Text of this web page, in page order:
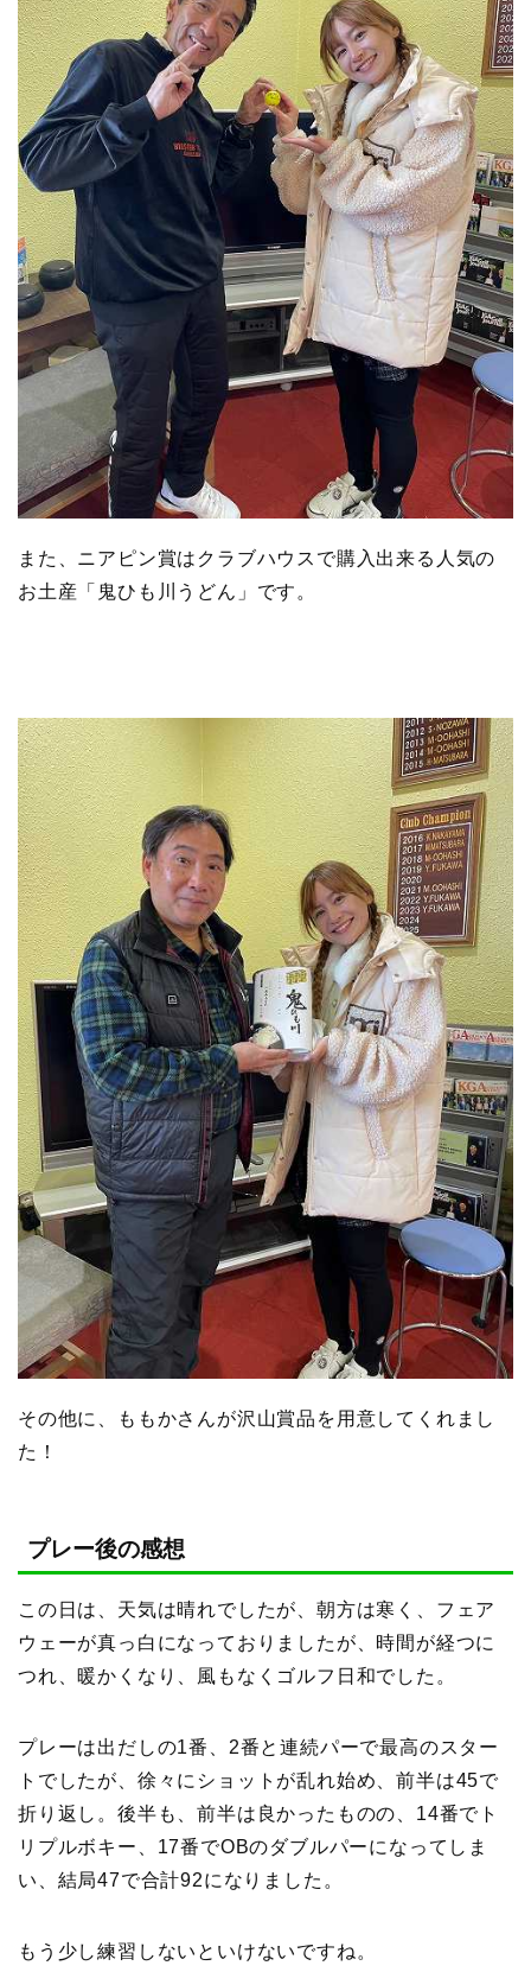
また、ニアピン賞はクラブハウスで購入出来る人気の
お土産「鬼ひも川うどん」です。
その他に、ももかさんが沢山賞品を用意してくれまし
た！
プレー後の感想
この日は、天気は晴れでしたが、朝方は寒く、フェア
ウェーが真っ白になっておりましたが、時間が経つに
つれ、暖かくなり、風もなくゴルフ日和でした。
プレーは出だしの1番、2番と連続パーで最高のスター
トでしたが、徐々にショットが乱れ始め、前半は45で
折り返し。後半も、前半は良かったものの、14番でト
リプルボキー、17番でOBのダブルパーになってしま
い、結局47で合計92になりました。
もう少し練習しないといけないですね。